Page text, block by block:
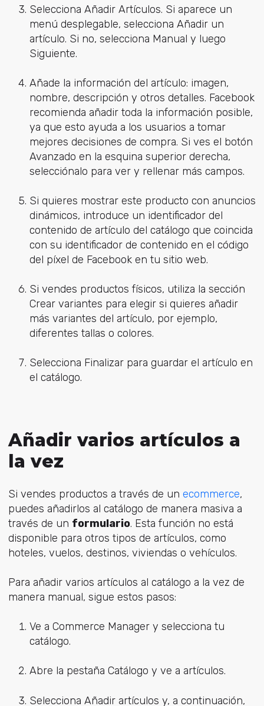
Selecciona Añadir Artículos. Si aparece un
menú desplegable, selecciona Añadir un
artículo. Si no, selecciona Manual y luego
Siguiente.
Añade la información del artículo: imagen,
nombre, descripción y otros detalles. Facebook
recomienda añadir toda la información posible,
ya que esto ayuda a los usuarios a tomar
mejores decisiones de compra. Si ves el botón
Avanzado en la esquina superior derecha,
selecciónalo para ver y rellenar más campos.
Si quieres mostrar este producto con anuncios
dinámicos, introduce un identificador del
contenido de artículo del catálogo que coincida
con su identificador de contenido en el código
del píxel de Facebook en tu sitio web.
Si vendes productos físicos, utiliza la sección
Crear variantes para elegir si quieres añadir
más variantes del artículo, por ejemplo,
diferentes tallas o colores.
Selecciona Finalizar para guardar el artículo en
el catálogo.
Añadir varios artículos a
la vez
Si vendes productos a través de un ecommerce,
puedes añadirlos al catálogo de manera masiva a
través de un formulario. Esta función no está
disponible para otros tipos de artículos, como
hoteles, vuelos, destinos, viviendas o vehículos.
Para añadir varios artículos al catálogo a la vez de
manera manual, sigue estos pasos:
Ve a Commerce Manager y selecciona tu
catálogo.
Abre la pestaña Catálogo y ve a artículos.
Selecciona Añadir artículos y, a continuación,